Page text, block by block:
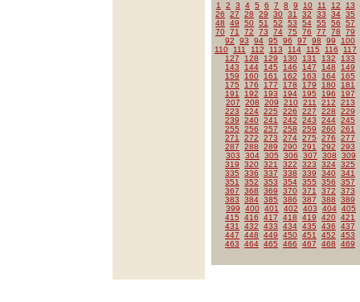
1 2 3 4 5 6 7 8 9 10 11 12
13
26
27 28 29 30 31 32 33 34 35
48
49 50 51 52 53 54 55 56
57
70 71 72 73 74 75 76 77 78
79
92
93 94 95 96 97 98 99
100
110
111 112 113 114 115 116
117
127
128 129 130 131 132
133
143
144 145 146 147 148
149
159
160 161 162 163 164
165
175
176 177 178 179 180
181
191
192 193 194 195 196
197
207
208 209 210 211 212
213
223
224 225 226 227 228
229
239
240 241 242 243 244 245
255
256 257 258 259 260 261
271
272 273 274 275 276
277
287
288 289 290 291 292
293
303
304 305 306 307 308
309
319
320 321 322 323 324 325
335
336 337 338 339 340 341
351
352 353 354 355 356
357
367
368 369 370 371 372
373
383
384 385 386 387 388
389
399
400 401 402 403 404 405
415
416 417 418 419 420 421
431
432 433 434 435 436
437
447
448 449 450 451 452
453
463
464 465 466 467 468 469